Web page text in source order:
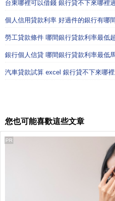
台東哪裡可以借錢 銀行貸不下來哪裡
個人信用貸款利率 好過件的銀行有哪間
勞工貸款條件 哪間銀行貸款利率最低
銀行個人信貸 哪間銀行貸款利率最低
汽車貸款試算 excel 銀行貸不下來哪
您也可能喜歡這些文章
PR